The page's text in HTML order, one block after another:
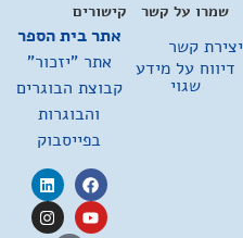
קישורים
אתר בית הספר
אתר "יזכור"
קבוצת הבוגרים
והבוגרות
בפייסבוק
שמרו על קשר
יצירת קשר
דיווח על מידע
שגוי